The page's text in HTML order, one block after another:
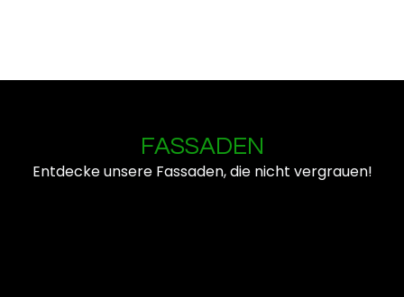
FASSADEN
Entdecke unsere Fassaden, die nicht vergrauen!